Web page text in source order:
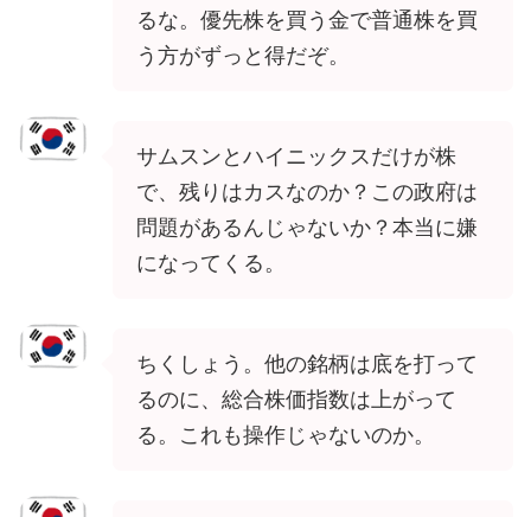
るな。優先株を買う金で普通株を買
う方がずっと得だぞ。
サムスンとハイニックスだけが株
で、残りはカスなのか？この政府は
問題があるんじゃないか？本当に嫌
になってくる。
ちくしょう。他の銘柄は底を打って
るのに、総合株価指数は上がって
る。これも操作じゃないのか。